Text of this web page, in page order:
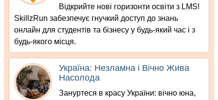
Відкрийте нові горизонти освіти з LMS!
SkillzRun забезпечує гнучкий доступ до знань
онлайн для студентів та бізнесу у будь-який час і з
будь-якого місця.
Україна: Незламна і Вічно Жива
Насолода
Зануртеся в красу України: вічно юна,